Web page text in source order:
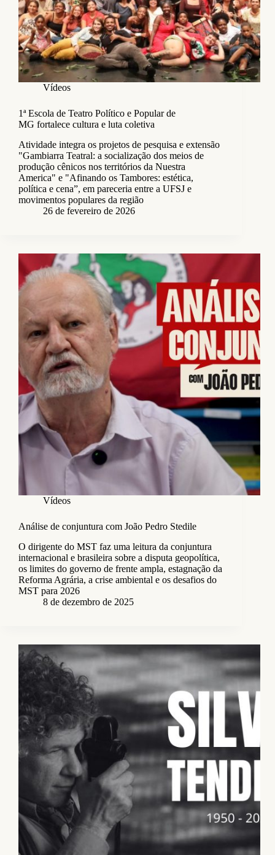
Vídeos
1ª Escola de Teatro Político e Popular de
MG fortalece cultura e luta coletiva
Atividade integra os projetos de pesquisa e extensão
"Gambiarra Teatral: a socialização dos meios de
produção cênicos nos territórios da Nuestra
America" e "Afinando os Tambores: estética,
política e cena”, em pareceria entre a UFSJ e
movimentos populares da região
26 de fevereiro de 2026
Vídeos
Análise de conjuntura com João Pedro Stedile
O dirigente do MST faz uma leitura da conjuntura
internacional e brasileira sobre a disputa geopolítica,
os limites do governo de frente ampla, estagnação da
Reforma Agrária, a crise ambiental e os desafios do
MST para 2026
8 de dezembro de 2025